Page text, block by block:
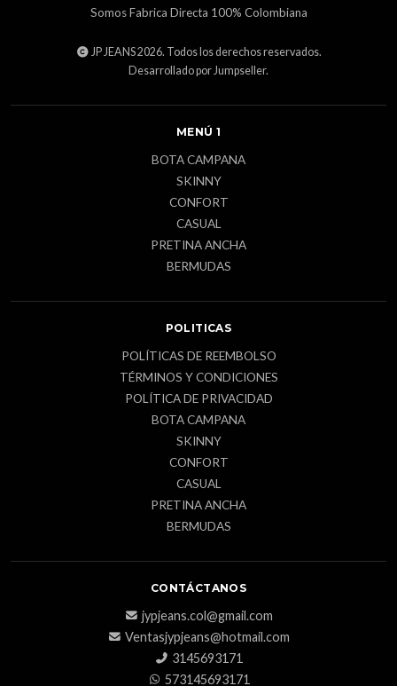
Somos Fabrica Directa 100% Colombiana
JP JEANS 2026. Todos los derechos reservados.
Desarrollado por Jumpseller.
MENÚ 1
BOTA CAMPANA
SKINNY
CONFORT
CASUAL
PRETINA ANCHA
BERMUDAS
POLITICAS
POLÍTICAS DE REEMBOLSO
TÉRMINOS Y CONDICIONES
POLÍTICA DE PRIVACIDAD
BOTA CAMPANA
SKINNY
CONFORT
CASUAL
PRETINA ANCHA
BERMUDAS
CONTÁCTANOS
jypjeans.col@gmail.com
Ventasjypjeans@hotmail.com
3145693171
573145693171